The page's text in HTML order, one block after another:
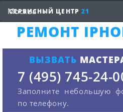
СЕРВИСНЫЙ ЦЕНТР 21
РЕМОНТ
ВЫЗВАТЬ
7 (495) 745-24-
Заполните небольшую
по телефону.